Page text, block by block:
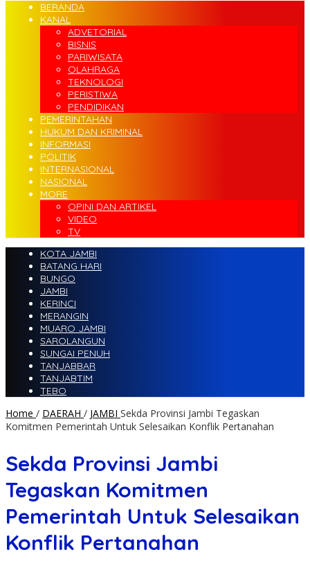
BERANDA
KANAL
ADVETORIAL
BISNIS
PARIWISATA
OLAHRAGA
TEKNOLOGI
PERISTIWA
PENDIDIKAN
PEMERINTAHAN
HUKUM DAN KRIMINAL
INFORMASI
POLITIK
INTERNASIONAL
NASIONAL
MORE
OPINI DAN ARTIKEL
VIDEO
TV
KOTA JAMBI
BATANG HARI
BUNGO
JAMBI
KERINCI
MERANGIN
MUARO JAMBI
SAROLANGUN
SUNGAI PENUH
TANJABBAR
TANJABTIM
TEBO
Home / DAERAH / JAMBI Sekda Provinsi Jambi Tegaskan
Komitmen Pemerintah Untuk Selesaikan Konflik Pertanahan
Sekda Provinsi Jambi
Tegaskan Komitmen
Pemerintah Untuk Selesaikan
Konflik Pertanahan